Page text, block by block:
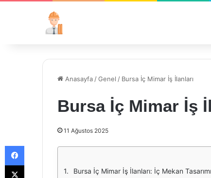
Anasayfa /Genel / Bursa İç Mimar İş İlanları
Bursa İç Mimar İş
11 Ağustos 2025
Bursa İç Mimar İş İlanları: İç Mekan
Facebook
X